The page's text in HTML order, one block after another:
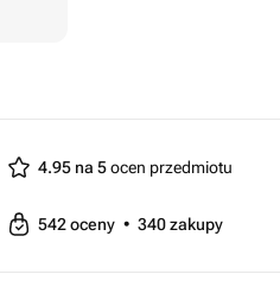
4.95 na 5ocen przedmiotu
542oceny • 340zakupy